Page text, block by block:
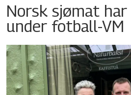
Norsk sjømat
under fotball-VM